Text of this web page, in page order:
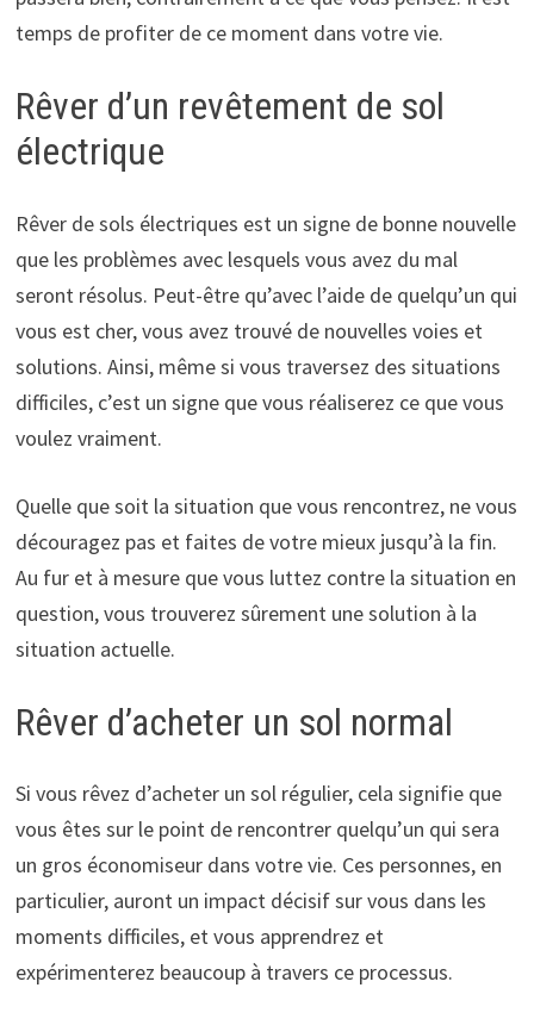
temps de profiter de ce moment dans votre vie.
Rêver d’un revêtement de sol
électrique
Rêver de sols électriques est un signe de bonne nouvelle
que les problèmes avec lesquels vous avez du mal
seront résolus. Peut-être qu’avec l’aide de quelqu’un qui
vous est cher, vous avez trouvé de nouvelles voies et
solutions. Ainsi, même si vous traversez des situations
difficiles, c’est un signe que vous réaliserez ce que vous
voulez vraiment.
Quelle que soit la situation que vous rencontrez, ne vous
découragez pas et faites de votre mieux jusqu’à la fin.
Au fur et à mesure que vous luttez contre la situation en
question, vous trouverez sûrement une solution à la
situation actuelle.
Rêver d’acheter un sol normal
Si vous rêvez d’acheter un sol régulier, cela signifie que
vous êtes sur le point de rencontrer quelqu’un qui sera
un gros économiseur dans votre vie. Ces personnes, en
particulier, auront un impact décisif sur vous dans les
moments difficiles, et vous apprendrez et
expérimenterez beaucoup à travers ce processus.